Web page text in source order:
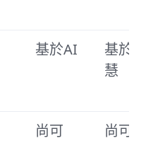
基於AI
基於
慧
尚可 尚可